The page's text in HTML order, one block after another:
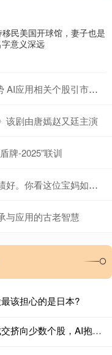
民美国开球馆，妻子也是
意义深远
用相关个股引市场关注
该剧由唐嫣赵又廷主演
牌-2025”联训
这位宝妈如何怼回去……
与应用的古老智慧
该担心的是日本?
恒盛策略 六成仓位押注科技、五成成交挤向少数个股，AI抱团行情会重演历史瓦解吗？